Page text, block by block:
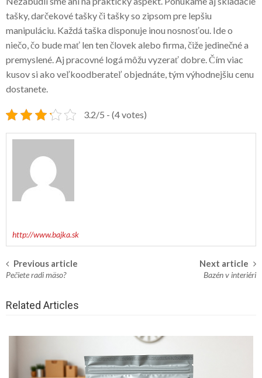
tašky, darčekové tašky či tašky so zipsom pre lepšiu
manipuláciu. Každá taška disponuje inou nosnosťou. Ide o
niečo, čo bude mať len ten človek alebo firma, čiže jedinečné a
premyslené. Aj pracovné logá môžu vyzerať dobre. Čím viac
kusov si ako veľkoodberateľ objednáte, tým výhodnejšiu cenu
dostanete.
3.2/5 - (4 votes)
http://www.bajka.sk
Post
Previous article
Pečiete radi mäso?
Next article
Bazén v interiéri
Related Articles